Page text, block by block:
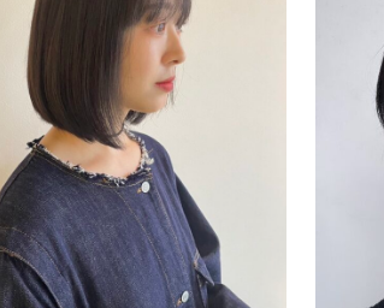
Salon 国分店
Stylist 水江 侑樺